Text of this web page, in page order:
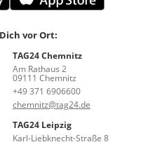
vor Ort:
TAG24 Chemnitz
Am Rathaus 2
09111 Chemnitz
+49 371 6906600
chemnitz@tag24.de
TAG24 Leipzig
Karl-Liebknecht-Straße 8